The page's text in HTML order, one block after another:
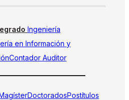
Ingeniería
en Información y
Contador Auditor
DoctoradosPostítulos